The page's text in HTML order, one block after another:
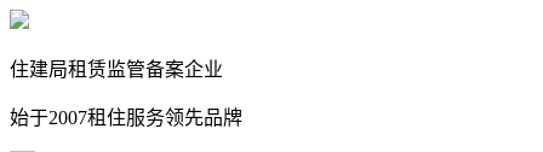
住建局租赁监管备案企业
始于2007租住服务领先品牌